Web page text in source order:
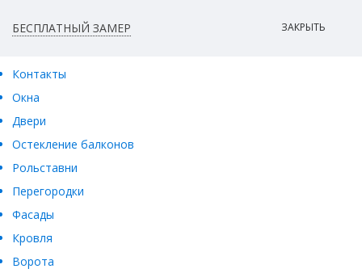
БЕСПЛАТНЫЙ ЗАМЕР ЗАКРЫТЬ
Контакты
Окна
Двери
Остекление балконов
Рольставни
Перегородки
Фасады
Кровля
Ворота